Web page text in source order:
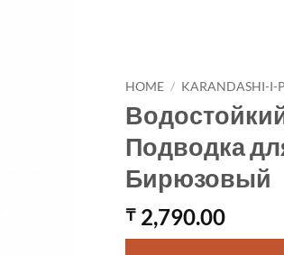
HOME / KARANDASHI-I-
Подводка
Бирюзовый
₸2,790.00